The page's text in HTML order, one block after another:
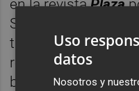
en la revistaPlaza
Suleng se ha
trabajo periodístico.
reportaje de
bioneuroemoción,
Uso
datos
Nosotros y